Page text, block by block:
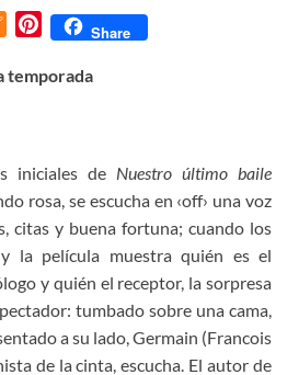
M
n
e
P
n
e
s
t
Share
temporada
iniciales de Nuestro último baile
rosa, se escucha en ‹off› una voz
citas y buena fortuna; cuando los
la película muestra quién es el
y quién el receptor, la sorpresa
tumbado sobre una cama,
a su lado, Germain (Francois
de la cinta, escucha. El autor de